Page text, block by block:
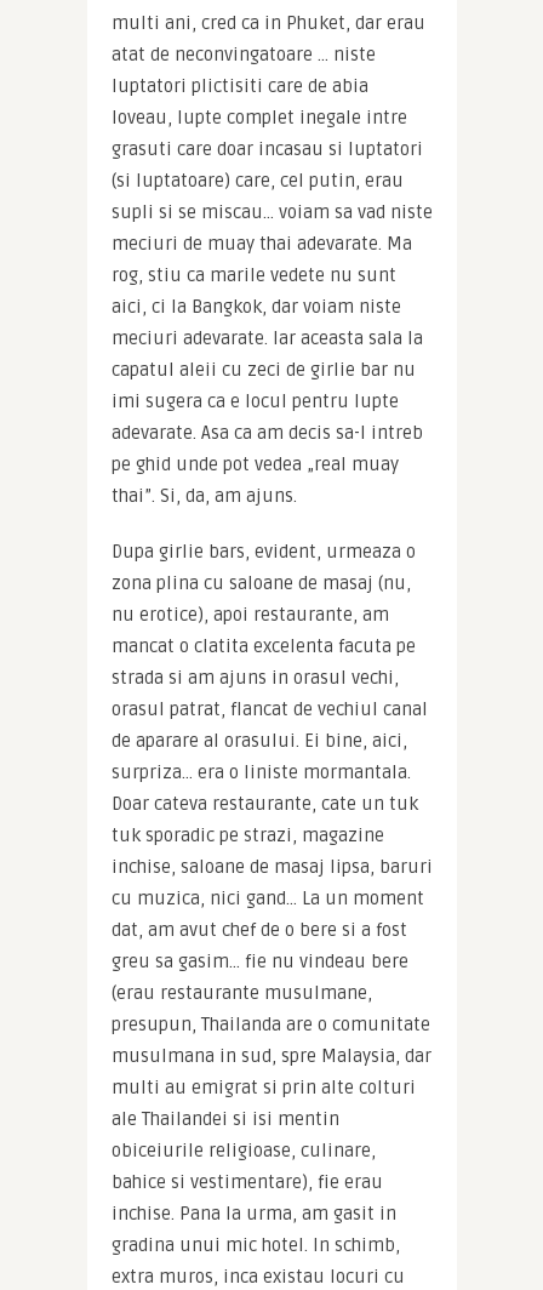
multi ani, cred ca in Phuket, dar erau
atat de neconvingatoare … niste
luptatori plictisiti care de abia
loveau, lupte complet inegale intre
grasuti care doar incasau si luptatori
(si luptatoare) care, cel putin, erau
supli si se miscau… voiam sa vad niste
meciuri de muay thai adevarate. Ma
rog, stiu ca marile vedete nu sunt
aici, ci la Bangkok, dar voiam niste
meciuri adevarate. Iar aceasta sala la
capatul aleii cu zeci de girlie bar nu
imi sugera ca e locul pentru lupte
adevarate. Asa ca am decis sa-l intreb
pe ghid unde pot vedea „real muay
thai”. Si, da, am ajuns.
Dupa girlie bars, evident, urmeaza o
zona plina cu saloane de masaj (nu,
nu erotice), apoi restaurante, am
mancat o clatita excelenta facuta pe
strada si am ajuns in orasul vechi,
orasul patrat, flancat de vechiul canal
de aparare al orasului. Ei bine, aici,
surpriza… era o liniste mormantala.
Doar cateva restaurante, cate un tuk
tuk sporadic pe strazi, magazine
inchise, saloane de masaj lipsa, baruri
cu muzica, nici gand… La un moment
dat, am avut chef de o bere si a fost
greu sa gasim… fie nu vindeau bere
(erau restaurante musulmane,
presupun, Thailanda are o comunitate
musulmana in sud, spre Malaysia, dar
multi au emigrat si prin alte colturi
ale Thailandei si isi mentin
obiceiurile religioase, culinare,
bahice si vestimentare), fie erau
inchise. Pana la urma, am gasit in
gradina unui mic hotel. In schimb,
extra muros, inca existau locuri cu